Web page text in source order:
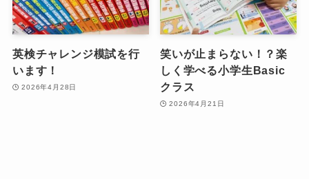
英検チャレンジ模試を行
います！
2026年4月28日
笑いが止まらない！？楽
しく学べる小学生Basic
クラス
2026年4月21日